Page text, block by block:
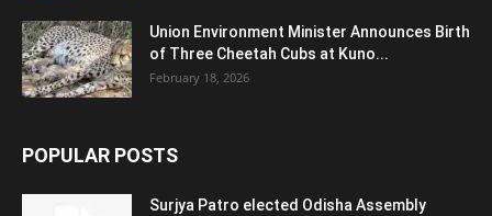
Union Environment Minister Announces Birth
of Three Cheetah Cubs at Kuno...
February 18, 2026
POPULAR POSTS
Surjya Patro elected Odisha Assembly